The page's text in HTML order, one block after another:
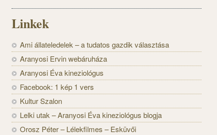
Linkek
Ami állateledelek – a tudatos gazdik választása
Aranyosi Ervin webáruháza
Aranyosi Éva kineziológus
Facebook: 1 kép 1 vers
Kultur Szalon
Lelki utak – Aranyosi Éva kineziológus blogja
Orosz Péter – Lélekfilmes – Esküvői